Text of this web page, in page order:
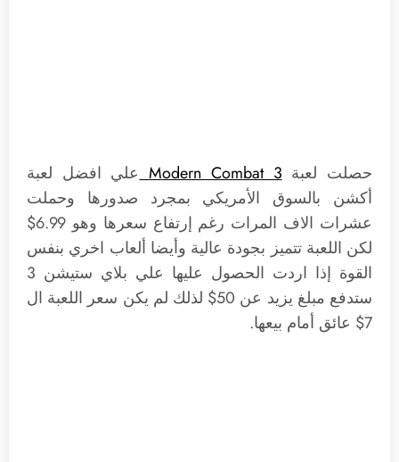
حصلت لعبةModern Combat 3 علي افضل لعبة
أكشن بالسوق الأمريكي بمجرد صدورها وحملت
عشرات الاف المرات رغم إرتفاع سعرها وهو 6.99$
لكن اللعبة تتميز بجودة عالية وأيضا ألعاب اخري بنفس
القوة إذا اردت الحصول عليها علي بلاي ستيشن 3
ستدفع مبلغ يزيد عن 50$ لذلك لم يكن سعر اللعبة ال
7$ عائق أمام بيعها.